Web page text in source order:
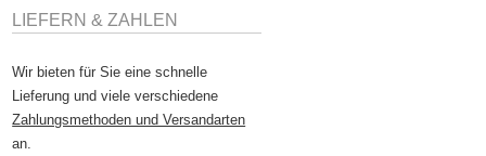
LIEFERN & ZAHLEN
Wir bieten für Sie eine schnelle
Lieferung und viele verschiedene
Zahlungsmethoden und Versandarten
an.